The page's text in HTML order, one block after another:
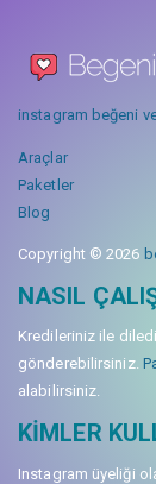
instagram beğeni
Araçlar
Paketler
Blog
Copyright © 2026
NASIL
Kredileriniz ile
gönderebilirsiniz.
alabilirsiniz.
KIMLER
Instagram üyeliği